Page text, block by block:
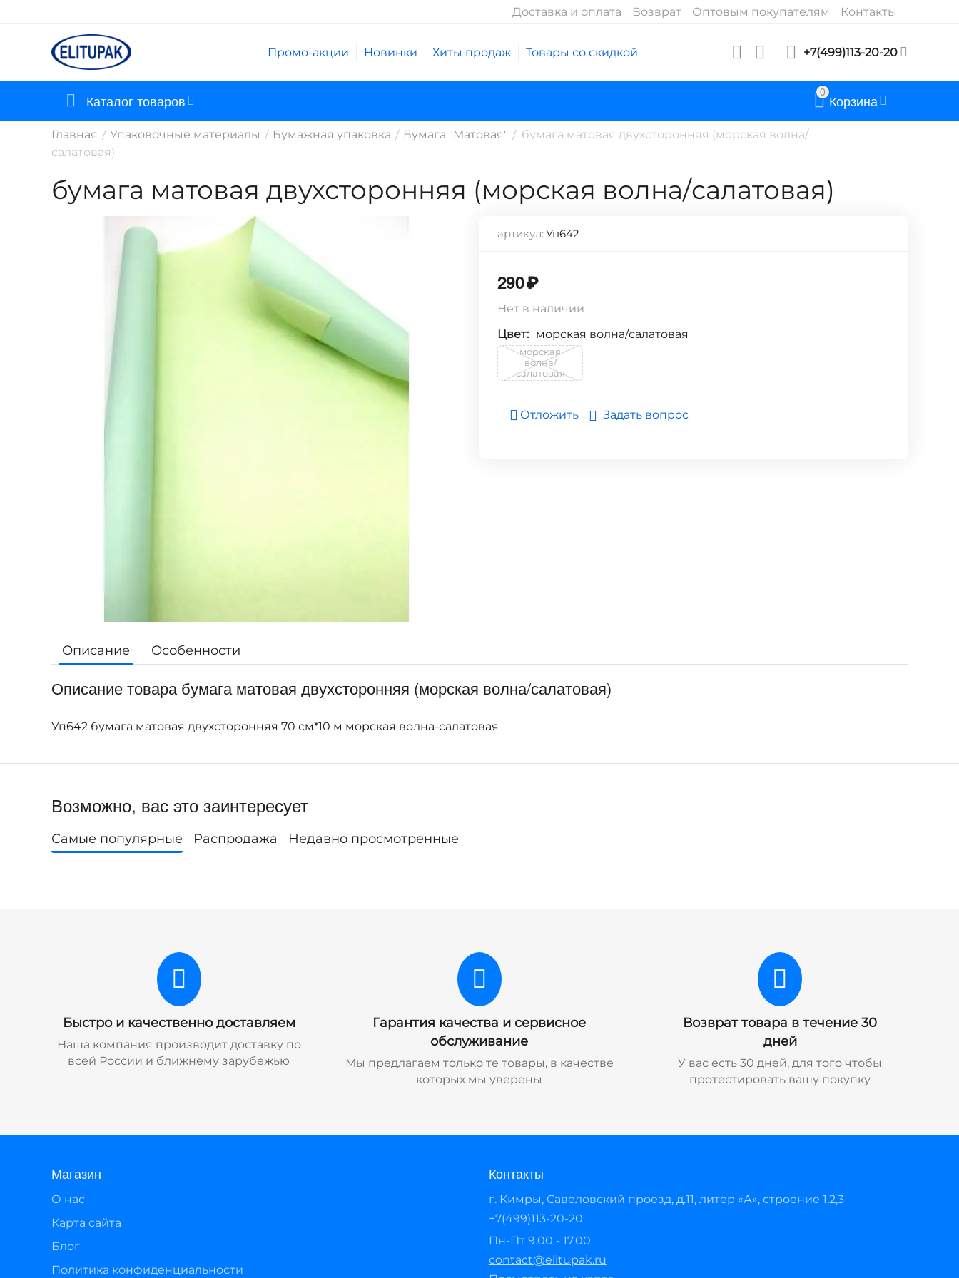
Доставка и оплата Возврат Оптовым покупателям Контакты
Промо-акции Новинки Хиты продаж Товары со скидкой +7(499)113-20-20
Каталог товаров 0 Корзина
Главная / Упаковочные материалы / Бумажная упаковка / Бумага "Матовая" / бумага матовая двухсторонняя (морская волна/
салатовая)
бумага матовая двухсторонняя (морская волна/салатовая)
артикул:Уп642
290₽
Нет в наличии
Цвет: морская волна/салатовая
морская
волна/
салатовая
Отложить Задать вопрос
Описание Особенности
Описание товара бумага матовая двухсторонняя (морская волна/салатовая)
Уп642 бумага матовая двухсторонняя 70 см*10 м морская волна-салатовая
Возможно, вас это заинтересует
Самые популярные Распродажа Недавно просмотренные
Быстро и качественно доставляем
Наша компания производит доставку по
всей России и ближнему зарубежью
Гарантия качества и сервисное
обслуживание
Мы предлагаем только те товары, в качестве
которых мы уверены
Возврат товара в течение 30
дней
У вас есть 30 дней, для того чтобы
протестировать вашу покупку
Магазин
О нас
Карта сайта
Блог
Политика конфиденциальности
Контакты
г. Кимры, Савеловский проезд, д.11, литер «А», строение 1,2,3
+7(499)113-20-20
Пн-Пт 9.00 - 17.00
contact@elitupak.ru